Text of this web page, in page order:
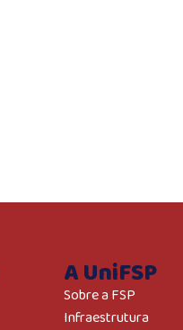
A UniFSP
Sobre a FSP
Infraestrutura